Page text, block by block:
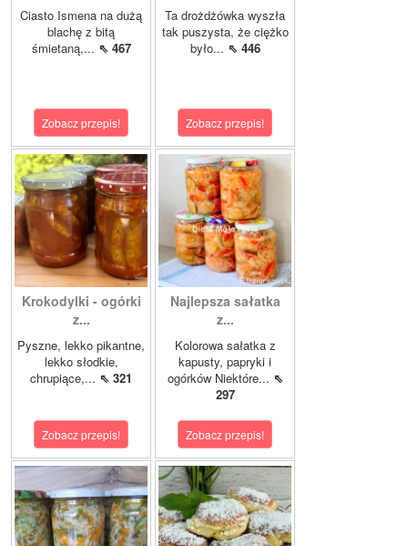
Ciasto Ismena na dużą
blachę z bitą
śmietaną,... ⇖ 467
Zobacz przepis!
Ta drożdżówka wyszła
tak puszysta, że ciężko
było... ⇖ 446
Zobacz przepis!
Krokodylki - ogórki
z...
Pyszne, lekko pikantne,
lekko słodkie,
chrupiące,... ⇖ 321
Zobacz przepis!
Najlepsza sałatka
z...
Kolorowa sałatka z
kapusty, papryki i
ogórków Niektóre... ⇖
297
Zobacz przepis!